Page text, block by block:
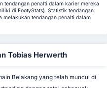
tendangan penalti dalam karier mereka
di FootyStats). Statistik tendangan
melakukan tendangan penalti dalam
Tobias Herwerth
Belakang yang telah muncul di